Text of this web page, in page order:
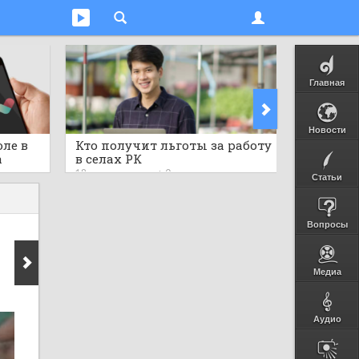
Главная
Новости
Статьи
Вопросы
Медиа
Аудио
в
к
Кто получит льготы за работу
в селах РК
18 часов назад 0 18 часов